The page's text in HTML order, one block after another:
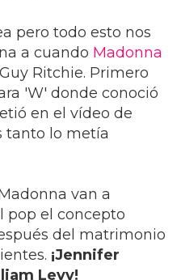
pero todo esto nos
a cuando Madonna
Ritchie. Primero
'W' donde conoció
en el vídeo de
tanto lo metía
van a
pop el concepto
del matrimonio
¡Jennifer
Levy!